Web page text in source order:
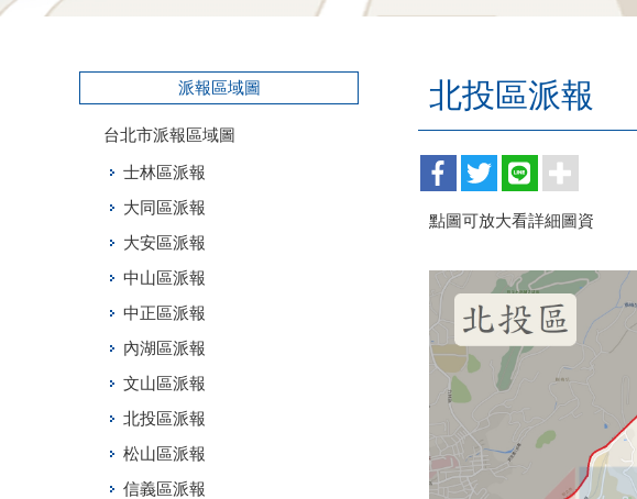
派報區域圖
台北市派報區域圖
士林區派報
大同區派報
大安區派報
中山區派報
中正區派報
內湖區派報
文山區派報
北投區派報
松山區派報
信義區派報
北投區派報
點圖可放大看詳細圖資